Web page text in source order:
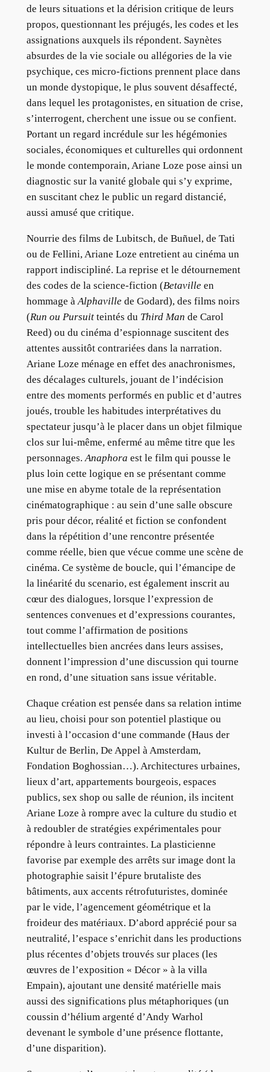
de leurs situations et la dérision critique de leurs
propos, questionnant les préjugés, les codes et les
assignations auxquels ils répondent. Saynètes
absurdes de la vie sociale ou allégories de la vie
psychique, ces micro-fictions prennent place dans
un monde dystopique, le plus souvent désaffecté,
dans lequel les protagonistes, en situation de crise,
s’interrogent, cherchent une issue ou se confient.
Portant un regard incrédule sur les hégémonies
sociales, économiques et culturelles qui ordonnent
le monde contemporain, Ariane Loze pose ainsi un
diagnostic sur la vanité globale qui s’y exprime,
en suscitant chez le public un regard distancié,
aussi amusé que critique.
Nourrie des films de Lubitsch, de Buñuel, de Tati
ou de Fellini, Ariane Loze entretient au cinéma un
rapport indiscipliné. La reprise et le détournement
des codes de la science-fiction (Betavilleen
hommage àAlphavillede Godard), des films noirs
(Run ou Pursuitteintés du Third Man de Carol
Reed) ou du cinéma d’espionnage suscitent des
attentes aussitôt contrariées dans la narration.
Ariane Loze ménage en effet des anachronismes,
des décalages culturels, jouant de l’indécision
entre des moments performés en public et d’autres
joués, trouble les habitudes interprétatives du
spectateur jusqu’à le placer dans un objet filmique
clos sur lui-même, enfermé au même titre que les
personnages.Anaphora est le film qui pousse le
plus loin cette logique en se présentant comme
une mise en abyme totale de la représentation
cinématographique : au sein d’une salle obscure
pris pour décor, réalité et fiction se confondent
dans la répétition d’une rencontre présentée
comme réelle, bien que vécue comme une scène de
cinéma. Ce système de boucle, qui l’émancipe de
la linéarité du scenario, est également inscrit au
cœur des dialogues, lorsque l’expression de
sentences convenues et d’expressions courantes,
tout comme l’affirmation de positions
intellectuelles bien ancrées dans leurs assises,
donnent l’impression d’une discussion qui tourne
en rond, d’une situation sans issue véritable.
Chaque création est pensée dans sa relation intime
au lieu, choisi pour son potentiel plastique ou
investi à l’occasion d‘une commande (Haus der
Kultur de Berlin, De Appel à Amsterdam,
Fondation Boghossian…). Architectures urbaines,
lieux d’art, appartements bourgeois, espaces
publics, sex shop ou salle de réunion, ils incitent
Ariane Loze à rompre avec la culture du studio et
à redoubler de stratégies expérimentales pour
répondre à leurs contraintes. La plasticienne
favorise par exemple des arrêts sur image dont la
photographie saisit l’épure brutaliste des
bâtiments, aux accents rétrofuturistes, dominée
par le vide, l’agencement géométrique et la
froideur des matériaux. D’abord apprécié pour sa
neutralité, l’espace s’enrichit dans les productions
plus récentes d’objets trouvés sur places (les
œuvres de l’exposition « Décor » à la villa
Empain), ajoutant une densité matérielle mais
aussi des significations plus métaphoriques (un
coussin d’hélium argenté d’Andy Warhol
devenant le symbole d’une présence flottante,
d’une disparition).